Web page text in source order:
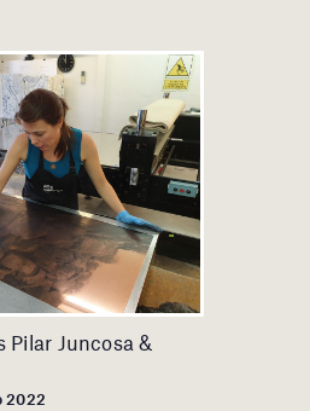
Pilar Juncosa &
2022